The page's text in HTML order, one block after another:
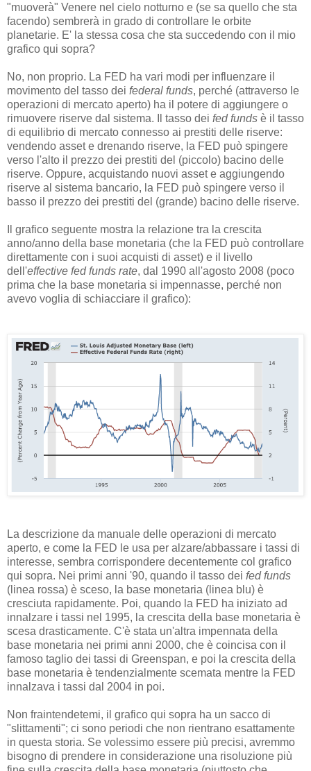
"muoverà" Venere nel cielo notturno e (se sa quello che sta
facendo) sembrerà in grado di controllare le orbite
planetarie. E' la stessa cosa che sta succedendo con il mio
grafico qui sopra?
No, non proprio. La FED ha vari modi per influenzare il
movimento del tasso dei federal funds, perché (attraverso le
operazioni di mercato aperto) ha il potere di aggiungere o
rimuovere riserve dal sistema. Il tasso dei fed funds è il tasso
di equilibrio di mercato connesso ai prestiti delle riserve:
vendendo asset e drenando riserve, la FED può spingere
verso l'alto il prezzo dei prestiti del (piccolo) bacino delle
riserve. Oppure, acquistando nuovi asset e aggiungendo
riserve al sistema bancario, la FED può spingere verso il
basso il prezzo dei prestiti del (grande) bacino delle riserve.
Il grafico seguente mostra la relazione tra la crescita
anno/anno della base monetaria (che la FED può controllare
direttamente con i suoi acquisti di asset) e il livello
dell'effective fed funds rate, dal 1990 all'agosto 2008 (poco
prima che la base monetaria si impennasse, perché non
avevo voglia di schiacciare il grafico):
La descrizione da manuale delle operazioni di mercato
aperto, e come la FED le usa per alzare/abbassare i tassi di
interesse, sembra corrispondere decentemente col grafico
qui sopra. Nei primi anni '90, quando il tasso dei fed funds
(linea rossa) è sceso, la base monetaria (linea blu) è
cresciuta rapidamente. Poi, quando la FED ha iniziato ad
innalzare i tassi nel 1995, la crescita della base monetaria è
scesa drasticamente. C'è stata un'altra impennata della
base monetaria nei primi anni 2000, che è coincisa con il
famoso taglio dei tassi di Greenspan, e poi la crescita della
base monetaria è tendenzialmente scemata mentre la FED
innalzava i tassi dal 2004 in poi.
Non fraintendetemi, il grafico qui sopra ha un sacco di
"slittamenti"; ci sono periodi che non rientrano esattamente
in questa storia. Se volessimo essere più precisi, avremmo
bisogno di prendere in considerazione una risoluzione più